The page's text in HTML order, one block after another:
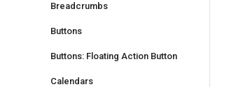
Breadcrumbs
Buttons
Buttons: Floating Action Button
Calendars